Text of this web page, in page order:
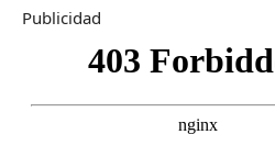
Publicidad